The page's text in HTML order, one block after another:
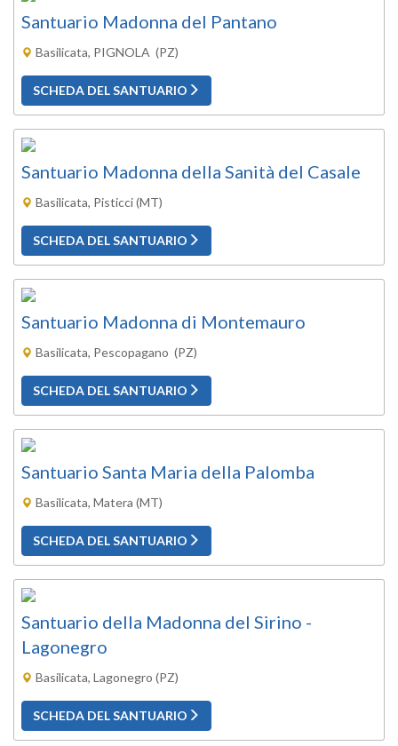
Santuario Madonna del Pantano
Basilicata, PIGNOLA (PZ)
SCHEDA DEL SANTUARIO
Santuario Madonna della Sanità del Casale
Basilicata, Pisticci (MT)
SCHEDA DEL SANTUARIO
Santuario Madonna di Montemauro
Basilicata, Pescopagano (PZ)
SCHEDA DEL SANTUARIO
Santuario Santa Maria della Palomba
Basilicata, Matera (MT)
SCHEDA DEL SANTUARIO
Santuario della Madonna del Sirino -
Lagonegro
Basilicata, Lagonegro (PZ)
SCHEDA DEL SANTUARIO